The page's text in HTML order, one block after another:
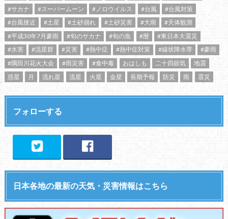
#サカナ
#スーパームーン #ノロウイルス #台風
#台風対策
#台風接近
#土星 #土砂崩れ #土砂災害 #大雨
#天体観測
#平成30年7月豪雨
#旬のサカナ #旬の魚 #暦
#東日本大震災
#水害
#流星群 #災害 #熱中症 #熱中症対策 #線状降水帯
#豪雨
#隅田川花火大会
#雨災害 #食中毒 おはしも 二十四節気
地震
惑星
月 流れ星 流星 火星 金星 長期予報 防災 雨 震災
フォローする
日本各地の最新の天気・災害情報はこちら